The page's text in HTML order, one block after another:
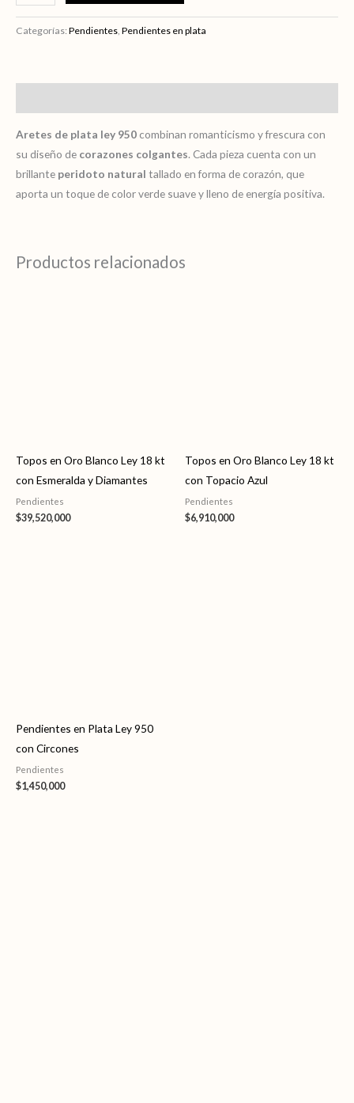
Categorías:Pendientes Pendientes en plata
Aretes de plata ley 950 combinan romanticismo y frescura con
su diseño de corazones colgantes. Cada pieza cuenta con un
brillante peridoto natural tallado en forma de corazón, que
aporta un toque de color verde suave y lleno de energía positiva.
Productos relacionados
Topos en Oro Blanco Ley 18 kt
con Esmeralda y Diamantes
Pendientes
$39,520,000
Topos en Oro Blanco Ley 18 kt
con Topacio Azul
Pendientes
$6,910,000
Pendientes en Plata Ley 950
con Circones
Pendientes
$1,450,000